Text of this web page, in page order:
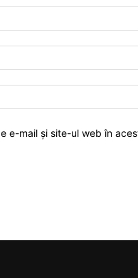
e-mail și site-ul web în